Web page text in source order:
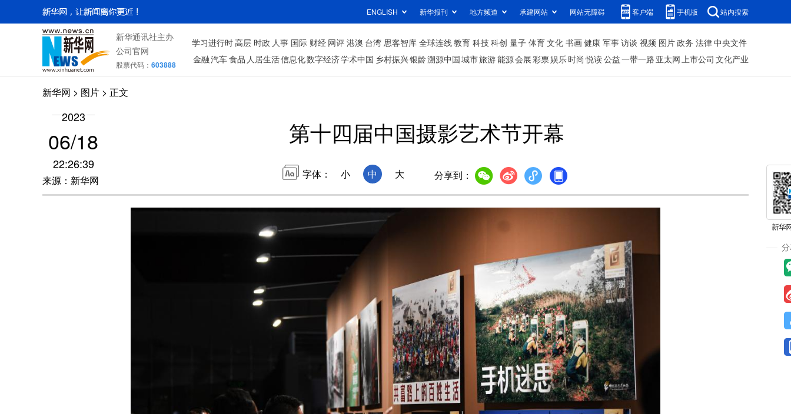
ENGLISH 新华报刊 地方频道 承建网站 网站无障碍 客户端 手机版 站内搜索
新华通讯社主办
公司官网
股票代码： 603888
学习进行时高层 时政 人事 国际 财经 网评 港澳 台湾 思客智库 全球连线教育 科技科创 量子 体育文化 书画健康 军事访谈 视频 图片政务 法律中央文件
金融汽车食品 人居生活信息化数字经济学术中国 乡村振兴银龄溯源中国城市旅游能源会展彩票娱乐时尚 悦读公益一带一路 亚太网上市公司 文化产业
新华网 > 图片 > 正文
2023
06/18
22:26:39
来源：新华网
第十四届中国摄影艺术节开幕
字体： 小 中 大 分享到：